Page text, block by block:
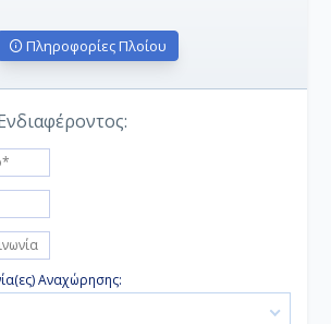
Πληροφορίες Πλοίου
Αναχώρησης: